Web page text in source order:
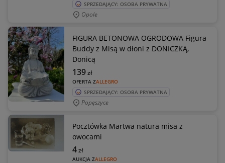
SPRZEDAJĄCY: OSOBA PRYWATNA
Opole
FIGURA BETONOWA OGRODOWA Figura
Buddy z Misą w dłoni z DONICZKĄ,
Donicą
OFERTA ZALLEGRO
139zł
SPRZEDAJĄCY: OSOBA PRYWATNA
Popęszyce
Pocztówka Martwa natura misa z
owocami
AUKCJA ZALLEGRO
4zł